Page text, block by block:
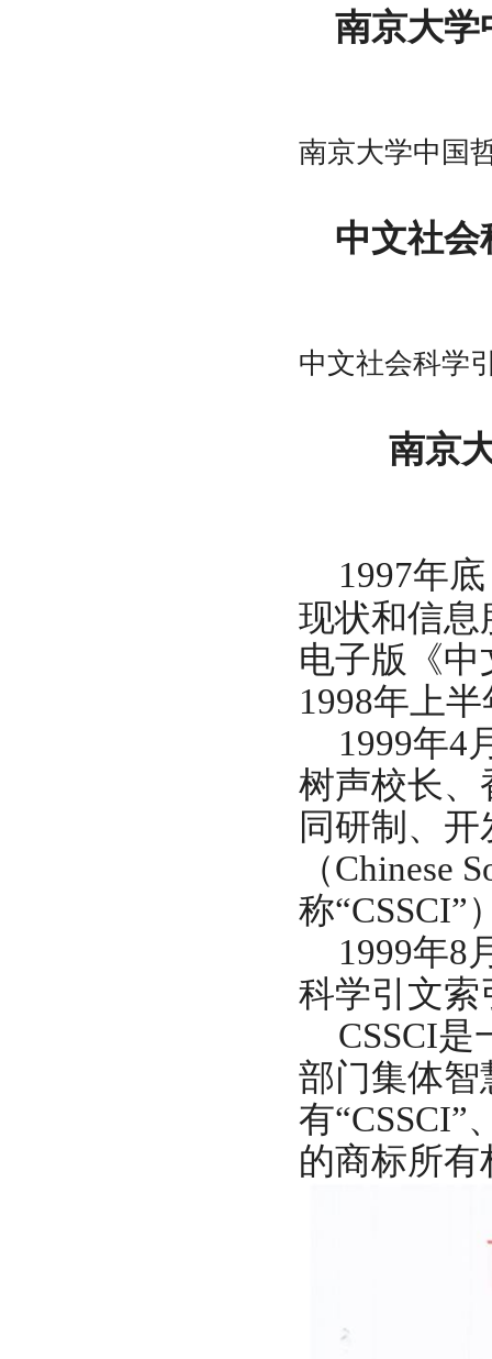
南京大学
南京大学中国
中文社会
中文社会科学
南京
1997年
现状和信
电子版《
1998年上
1999年4
树声校长
同研制、开
（Chinese
称“CSSCI”
1999年8
科学引文
CSSCI
部门集体
有
的商标所有